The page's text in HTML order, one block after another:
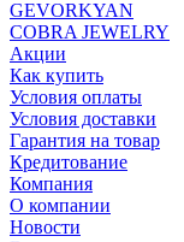
GEVORKYAN
COBRA JEWELRY
Акции
Как купить
Условия оплаты
Условия доставки
Гарантия на товар
Кредитование
Компания
О компании
Новости